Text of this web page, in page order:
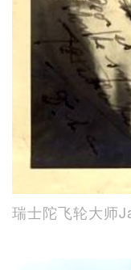
瑞士陀飞轮大师